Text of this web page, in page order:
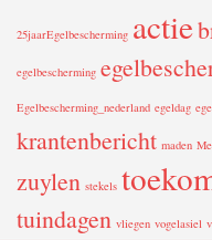
25jaarEgelbescherming actie
egelbescherming
Egelbescherming_nederland egeldag
krantenbericht maden
zuylen stekels
tuindagen vliegen vogelasiel